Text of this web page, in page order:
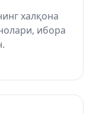
халқона
ибора